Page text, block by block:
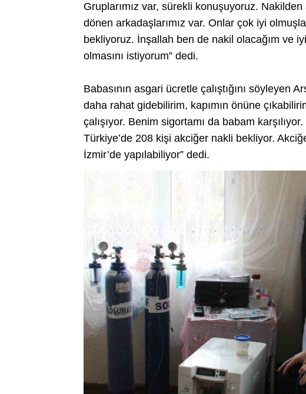
Gruplarımız var, sürekli konuşuyoruz.
dönen arkadaşlarımız var. Onlar çok iyi
bekliyoruz. İnşallah ben de nakil olacağım ve
olmasını istiyorum” dedi.
Babasının asgari ücretle çalıştığını söyleyen
daha rahat gidebilirim, kapımın önüne
çalışıyor. Benim sigortamı da babam
Türkiye’de 208 kişi akciğer nakli bekliyor.
İzmir’de yapılabiliyor” dedi.